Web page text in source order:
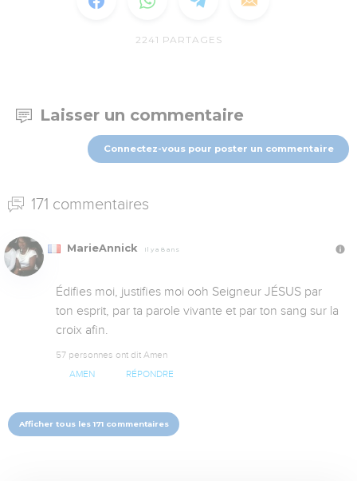
2241 PARTAGES
Laisser un commentaire
Connectez-vous pour poster un commentaire
171 commentaires
MarieAnnick Il y a 8 ans
Édifies moi, justifies moi ooh Seigneur JÉSUS par
ton esprit, par ta parole vivante et par ton sang sur la
croix afin.
57 personnes ont dit Amen
AMEN RÉPONDRE
Afficher tous les 171 commentaires